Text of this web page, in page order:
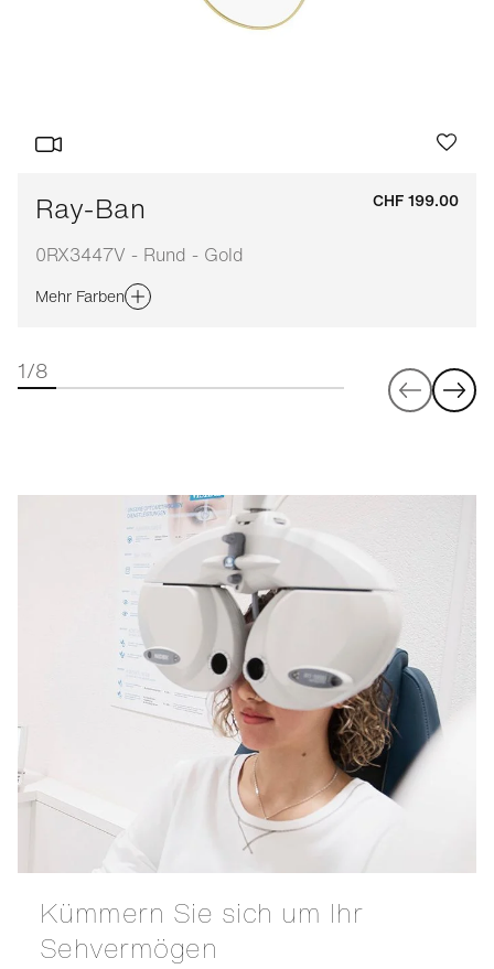
Ray-Ban
0RX3447V - Rund - Gold
CHF 199.00
Mehr Farben
1/8
Kümmern Sie sich um Ihr
Sehvermögen